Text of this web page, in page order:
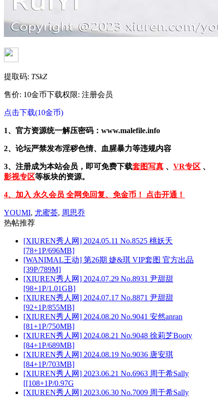
提取码: TSkZ
售价: 10金币下载权限: 注册会员
点击下载(10金币)
1、官方资源统一解压密码：www.malefile.info
2、论坛严禁发布淫秽色情、血腥暴力等违规内容
3、注册成为本站会员，即可免费下载套图写真 、 VR专区 、
影视专区等板块的资源。
4、加入 永久会员 全网免回复、免金币！ 点击开通！
YOUMI, 尤蜜荟, 周思乔
热帖推荐
[XIUREN秀人网] 2024.05.11 No.8525 桃妖夭
[78+1P/696MB]
[WANIMAL王动] 第26期 婕&琪 VIP套图 官方出品
[39P/789M]
[XIUREN秀人网] 2024.07.29 No.8931 尹甜甜
[98+1P/1.01GB]
[XIUREN秀人网] 2024.07.17 No.8871 尹甜甜
[92+1P/855MB]
[XIUREN秀人网] 2024.08.20 No.9041 安然anran
[81+1P/750MB]
[XIUREN秀人网] 2024.08.21 No.9048 徐莉芝Booty
[84+1P/689MB]
[XIUREN秀人网] 2024.08.19 No.9036 唐安琪
[84+1P/703MB]
[XIUREN秀人网] 2023.06.21 No.6963 周于希Sally
[[108+1P/0.97G
[XIUREN秀人网] 2023.06.30 No.7009 周于希Sally